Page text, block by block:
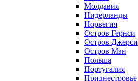
Молдавия
Нидерланды
Норвегия
Остров Гернси
Остров Джерси
Остров Мэн
Польша
Португалия
Приднестровье